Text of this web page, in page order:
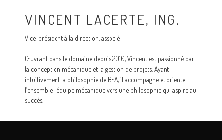
VINCENT LACERTE, ING.
Vice-président à la direction, associé
Œuvrant dans le domaine depuis 2010, Vincent est passionné par
la conception mécanique et la gestion de projets. Ayant
intuitivement la philosophie de BFA, il accompagne et oriente
l’ensemble l’équipe mécanique vers une philosophie qui aspire au
succès.